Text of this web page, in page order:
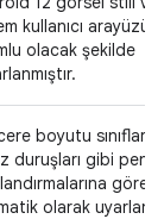
kullanıcı arayüzü
olacak şekilde
boyutu sınıfları
duruşları gibi
göre
olarak